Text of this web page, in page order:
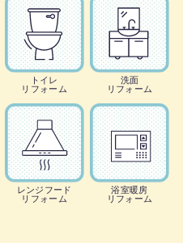
トイレ
リフォーム
洗面
リフォーム
レンジフード
リフォーム
浴室暖房
リフォーム